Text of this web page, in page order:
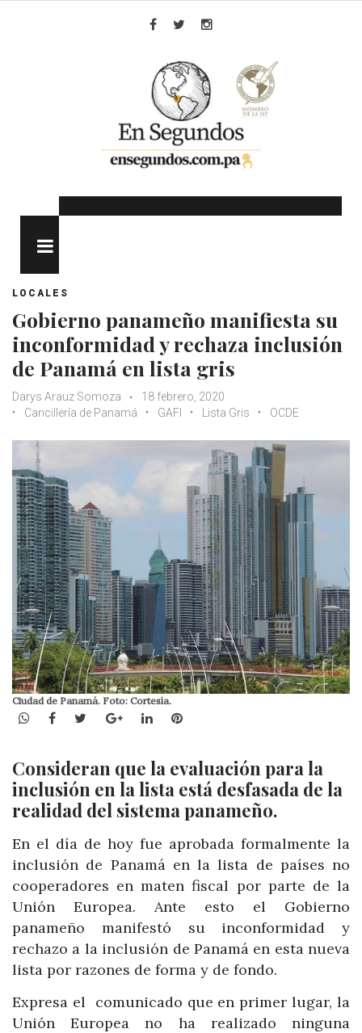
LOCALES
Gobierno panameño manifiesta su
inconformidad y rechaza inclusión
de Panamá en lista gris
Darys Arauz Somoza
18 febrero, 2020
Cancillería de Panamá
GAFI Lista Gris OCDE
Ciudad de Panamá. Foto: Cortesía.
WhatsApp
Facebook
TwitterGoogle+LinkedInPinterest
Consideran que la evaluación para la
inclusión en la lista está desfasada de la
realidad del sistema panameño.
En el día de hoy fue aprobada formalmente la
inclusión de Panamá en la lista de países no
cooperadores en maten fiscal por parte de la
Unión Europea. Ante esto el Gobierno
panameño manifestó su inconformidad y
rechazo a la inclusión de Panamá en esta nueva
lista por razones de forma y de fondo.
Expresa el comunicado que en primer lugar, la
Unión Europea no ha realizado ninguna